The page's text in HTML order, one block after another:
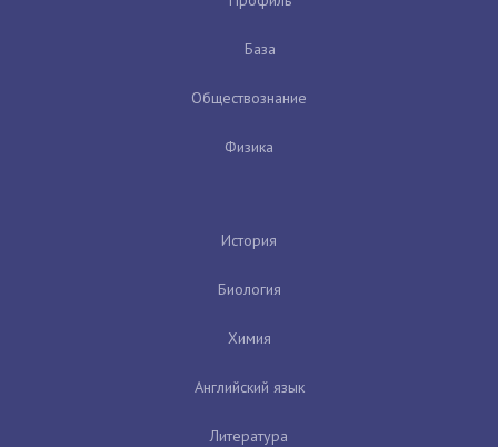
База
Обществознание
Физика
История
Биология
Химия
Английский язык
Литература